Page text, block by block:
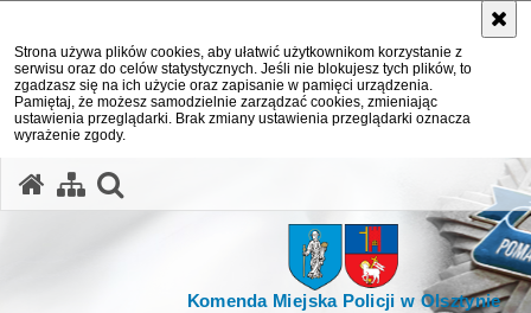
Strona używa plików cookies, aby ułatwić użytkownikom korzystanie z
serwisu oraz do celów statystycznych. Jeśli nie blokujesz tych plików, to
zgadzasz się na ich użycie oraz zapisanie w pamięci urządzenia.
Pamiętaj, że możesz samodzielnie zarządzać cookies, zmieniając
ustawienia przeglądarki. Brak zmiany ustawienia przeglądarki oznacza
wyrażenie zgody.
Komenda Miejska Policji w Olsztynie